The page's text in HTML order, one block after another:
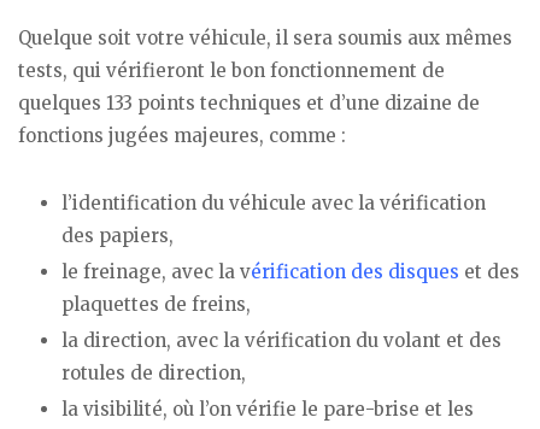
Quelque soit votre véhicule, il sera soumis aux mêmes
tests, qui vérifieront le bon fonctionnement de
quelques 133 points techniques et d’une dizaine de
fonctions jugées majeures, comme :
l’identification du véhicule avec la vérification
des papiers,
le freinage, avec la vérification des disques et des
plaquettes de freins,
la direction, avec la vérification du volant et des
rotules de direction,
la visibilité, où l’on vérifie le pare-brise et les